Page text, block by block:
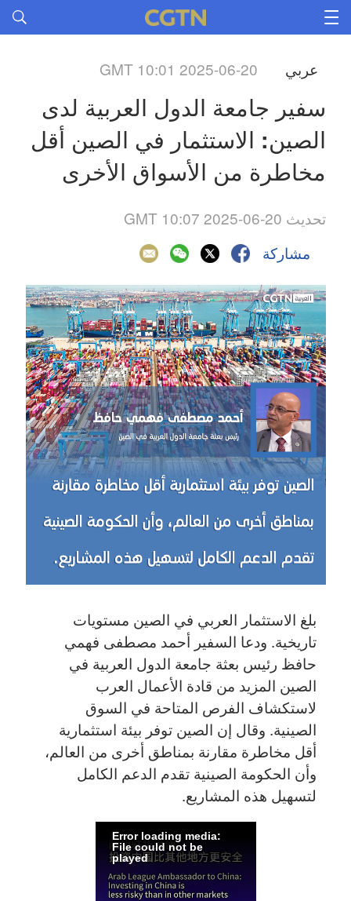
عربي GMT 10:01 2025-06-20
مخاطرة من الأسواق الأخرى
تحديث GMT 10:07 2025-06-20
مشاركة
بلغ الاستثمار العربي في الصين مستويات
تاريخية. ودعا السفير أحمد مصطفى فهمي
حافظ رئيس بعثة جامعة الدول العربية في
الصين المزيد من قادة الأعمال العرب
لاستكشاف الفرص المتاحة في السوق
الصينية. وقال إن الصين توفر بيئة استثمارية
أقل مخاطرة مقارنة بمناطق أخرى من العالم،
وأن الحكومة الصينية تقدم الدعم الكامل
لتسهيل هذه المشاريع.
Error loading media:
File could not be
played